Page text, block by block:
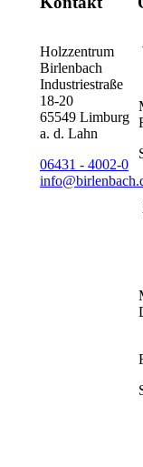
Holzzentrum
Birlenbach
Industriestraße
18-20
65549 Limburg
a. d. Lahn
06431 - 4002-0